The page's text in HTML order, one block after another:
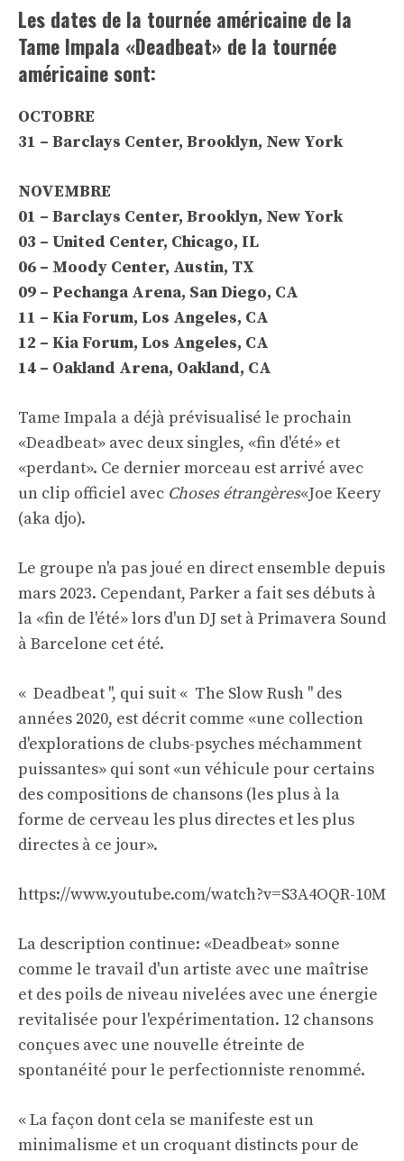
Les dates de la tournée américaine de la
Tame Impala «Deadbeat» de la tournée
américaine sont:
OCTOBRE
31 – Barclays Center, Brooklyn, New York
NOVEMBRE
01 – Barclays Center, Brooklyn, New York
03 – United Center, Chicago, IL
06 – Moody Center, Austin, TX
09 – Pechanga Arena, San Diego, CA
11 – Kia Forum, Los Angeles, CA
12 – Kia Forum, Los Angeles, CA
14 – Oakland Arena, Oakland, CA
Tame Impala a déjà prévisualisé le prochain
«Deadbeat» avec deux singles, «fin d'été» et
«perdant». Ce dernier morceau est arrivé avec
un clip officiel avec Choses étrangères«Joe Keery
(aka djo).
Le groupe n'a pas joué en direct ensemble depuis
mars 2023. Cependant, Parker a fait ses débuts à
la «fin de l'été» lors d'un DJ set à Primavera Sound
à Barcelone cet été.
« Deadbeat '', qui suit « The Slow Rush '' des
années 2020, est décrit comme «une collection
d'explorations de clubs-psyches méchamment
puissantes» qui sont «un véhicule pour certains
des compositions de chansons (les plus à la
forme de cerveau les plus directes et les plus
directes à ce jour».
https://www.youtube.com/watch?v=S3A4OQR-10M
La description continue: «Deadbeat» sonne
comme le travail d'un artiste avec une maîtrise
et des poils de niveau nivelées avec une énergie
revitalisée pour l'expérimentation. 12 chansons
conçues avec une nouvelle étreinte de
spontanéité pour le perfectionniste renommé.
« La façon dont cela se manifeste est un
minimalisme et un croquant distincts pour de